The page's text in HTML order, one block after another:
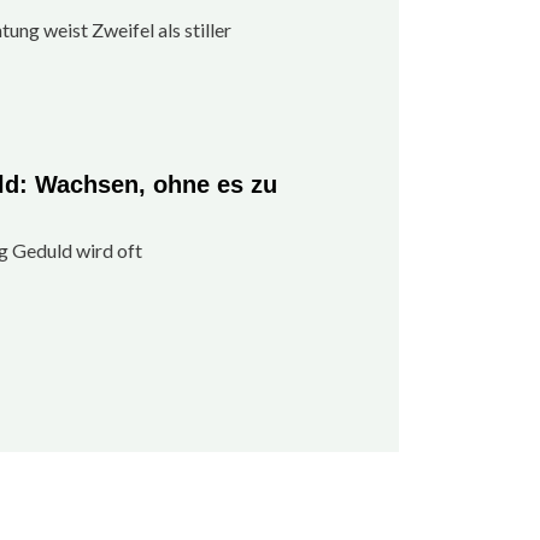
weist Zweifel als stiller
Wachsen, ohne es zu
Geduld wird oft